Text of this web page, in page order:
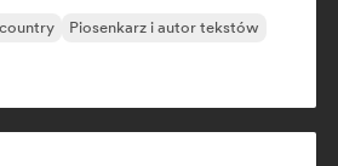
Piosenkarz i autor tekstów